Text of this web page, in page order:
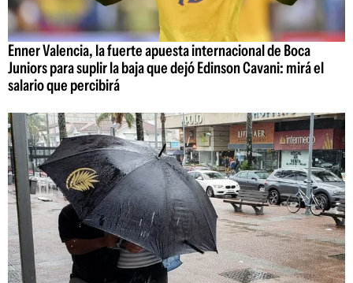
Enner Valencia, la fuerte apuesta internacional de Boca
Juniors para suplir la baja que dejó Edinson Cavani: mirá el
salario que percibirá